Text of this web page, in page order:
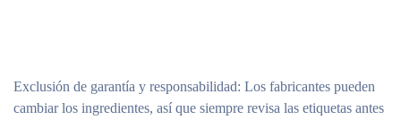
Exclusión de garantía y responsabilidad: Los fabricantes pueden
cambiar los ingredientes, así que siempre revisa las etiquetas antes